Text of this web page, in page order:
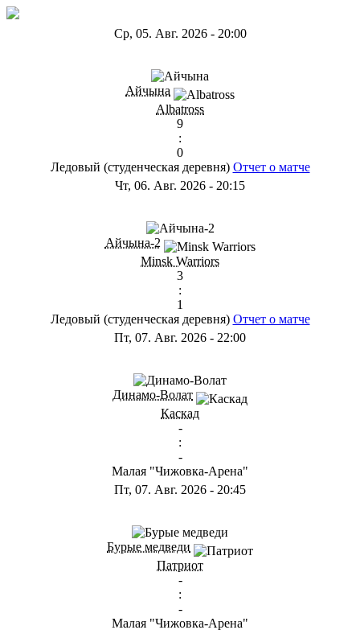
Ср, 05. Авг. 2026- 20:00
Айчына
Albatross
9
:
0
Ледовый (студенческая деревня) Отчет о матче
Чт, 06. Авг. 2026 - 20:15
Айчына-2
Minsk Warriors
3
:
1
Ледовый (студенческая деревня) Отчет о матче
Пт, 07. Авг. 2026 - 22:00
Динамо-Волат
Каскад
-
:
-
Малая "Чижовка-Арена"
Пт, 07. Авг. 2026 - 20:45
Бурые медведи
Патриот
-
:
-
Малая "Чижовка-Арена"